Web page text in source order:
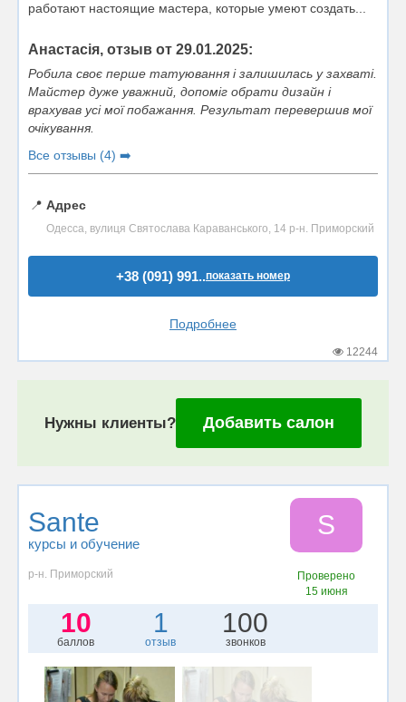
работают настоящие мастера, которые умеют создать...
Анастасія, отзыв от 29.01.2025:
Робила своє перше татуювання і залишилась у захваті.
Майстер дуже уважний, допоміг обрати дизайн і
врахував усі мої побажання. Результат перевершив мої
очікування.
Все отзывы (4) ➡️
📍 Адрес
Одесса, вулиця Святослава Караванського, 14 р-н. Приморский
+38 (091) 991..показать номер
Подробнее
12244
Нужны клиенты? Добавить салон
Sante
курсы и обучение
S
р-н. Приморский
Проверено
15 июня
10
баллов
1
отзыв
100
звонков